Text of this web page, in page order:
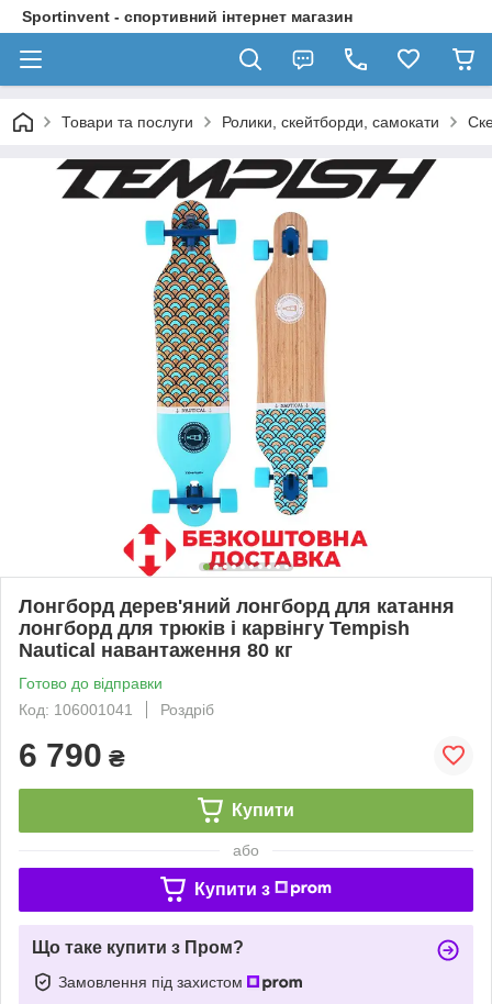
Sportinvent - спортивний інтернет магазин
Товари та послуги Ролики, скейтборди, самокати
Лонгборд дерев'яний лонгборд для катання
лонгборд для трюків і карвінгу Tempish
Nautical навантаження 80 кг
Готово до відправки
Код: 106001041
Роздріб
6 790 ₴
Купити
або
Купити з
Що таке купити з Пром?
Замовлення під захистом